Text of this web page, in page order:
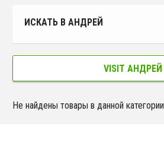
ИСКАТЬ В АНДРЕЙ
VISIT АНДРЕЙ
Не найдены товары в данной категории